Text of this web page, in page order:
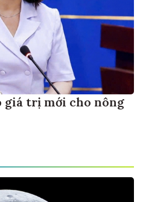
giá trị mới cho nông